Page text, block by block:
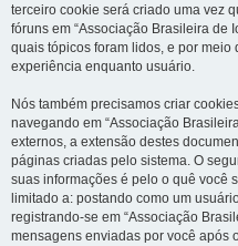
terceiro cookie será criado uma vez
fóruns em “Associação Brasileira de
quais tópicos foram lidos, e por meio
experiência enquanto usuário.
Nós também precisamos criar
navegando em “Associação
externos, a extensão destes
páginas criadas pelo sistema. O
suas informações é pelo o quê você
limitado a: postando como um
registrando-se em “Associação
mensagens enviadas por você após